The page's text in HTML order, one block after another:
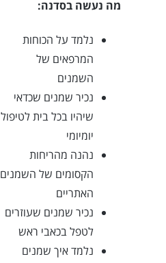
מה נעשה בסדנה:
נלמד על הכוחות
המרפאים של
השמנים
נכיר שמנים שכדאי
שיהיו בכל בית לטיפול
יומיומי
נהנה מהריחות
הקסומים של השמנים
האתריים
נכיר שמנים שעוזרים
לטפל בכאבי ראש
נלמד איך שמנים